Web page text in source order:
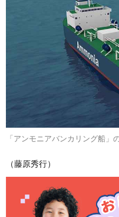
「アンモニアバンカリング船」
（藤原秀行）